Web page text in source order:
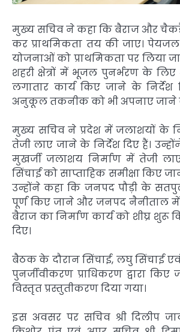
मुख्य सचिव ने कहा कि बैराज और
कर प्राथमिकता तय की जाए।
योजनाओं को प्राथमिकता पर लिया
शहरी क्षेत्रों में भूजल पुनर्भरण के लिए
लगातार कार्य किए जाने के निर्देश
अनुकूल तकनीक को भी अपनाए जाने
मुख्य सचिव ने प्रदेश में जलाशयों के
तेजी लाए जाने के निर्देश दिए हैं।
मुखर्जी जलाशय निर्माण में तेजी
सिंचाई को साप्ताहिक समीक्षा किए
उन्होंने कहा कि जनपद पौड़ी के
पूर्ण किए जाने और जनपद नैनीताल में
बैराज का निर्माण कार्य को शीघ्र शुरू
दिए।
बैठक के दौरान सिंचाई, लघु सिंचाई
पुनर्जीवीकरण प्राधिकरण द्वारा किए
विस्तृत प्रस्तुतीकरण दिया गया।
इस अवसर पर सचिव श्री दिलीप